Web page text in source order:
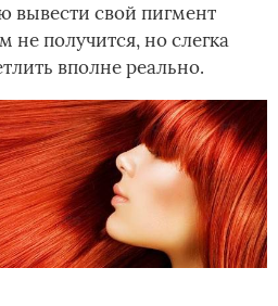
вывести свой пигмент
получится, но слегка
вполне реально.